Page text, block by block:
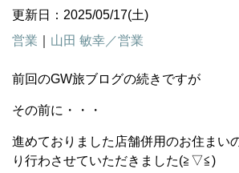
更新日：2025/05/17(土)
営業
山田 敏幸／営業
前回のGW旅ブログの続きですが
その前に・・・
進めておりました店舗併用のお住まい
り行わさせていただきました(≧▽≦)